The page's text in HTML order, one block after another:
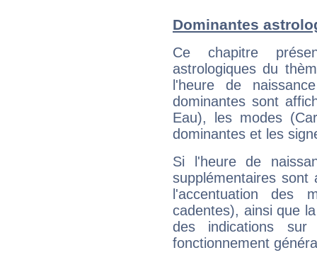
Dominantes
Ce chapitre
astrologiques du
l'heure de
dominantes sont
Eau), les modes
dominantes et les
Si l'heure de
supplémentaires sont
l'accentuation des
cadentes), ainsi que
des indications sur
fonctionnement